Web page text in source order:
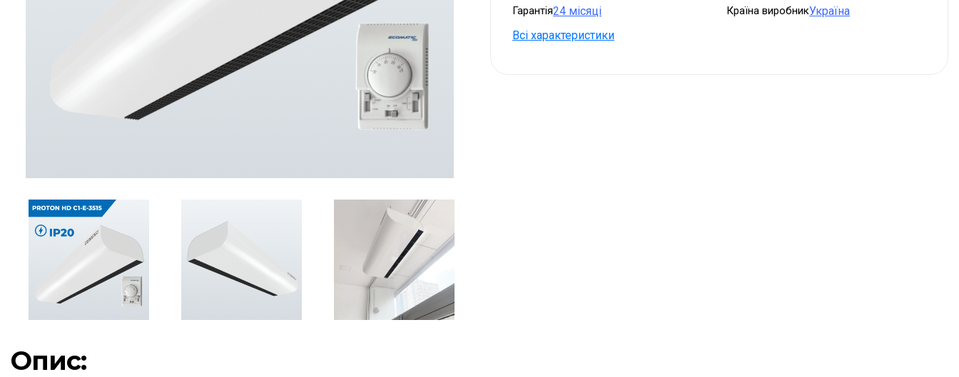
Опис:
Гарантія24 місяці Країна виробникУкраїна
Всі характеристики